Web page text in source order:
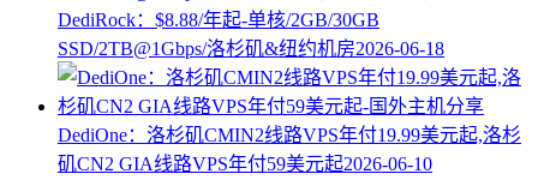
DediRock：$8.88/年起-单核/2GB/30GB
SSD/2TB@1Gbps/洛杉矶&纽约机房2026-06-18
DediOne：洛杉矶CMIN2线路VPS年付19.99美元起,洛杉
矶CN2 GIA线路VPS年付59美元起2026-06-10